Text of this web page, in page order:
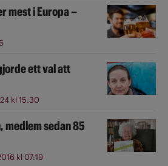
mest i Europa –
ett val att
kl 15:30
medlem sedan 85
kl 07:19